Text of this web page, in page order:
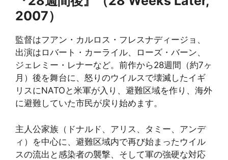
2007）
監督はフアン・カルロス・フレスナディージョ、
出演はロバート・カーライル、ローズ・バーン、
ジェレミー・レナーなど。前作から28週間（約7ヶ
月）後を舞台に、怒りのウイルスで壊滅したイギ
リスにNATOと米軍が入り、避難区域を作り、海外
に避難していた市民が戻り始めます。
主人公家族（ドナルド、アリス、タミー、アンデ
ィ）を中心に、避難区域内で再び始まったウイル
スの流出と感染者の襲撃、そして軍の強硬な対応